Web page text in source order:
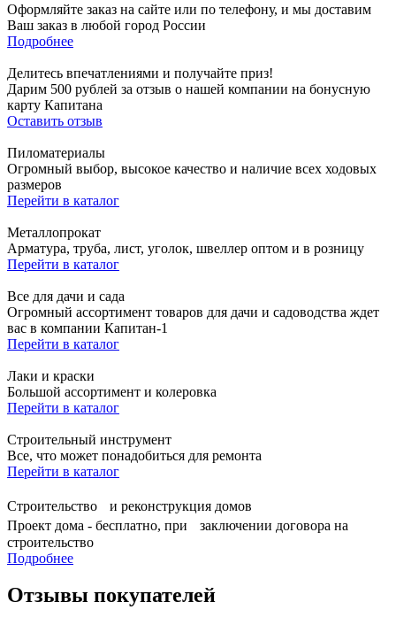
Оформляйте заказ на сайте или по телефону, и мы доставим
Ваш заказ в любой город России
Подробнее
Делитесь впечатлениями и получайте приз!
Дарим 500 рублей за отзыв о нашей компании на бонусную
карту Капитана
Оставить отзыв
Пиломатериалы
Огромный выбор, высокое качество и наличие всех ходовых
размеров
Перейти в каталог
Металлопрокат
Арматура, труба, лист, уголок, швеллер оптом и в розницу
Перейти в каталог
Все для дачи и сада
Огромный ассортимент товаров для дачи и садоводства ждет
вас в компании Капитан-1
Перейти в каталог
Лаки и краски
Большой ассортимент и колеровка
Перейти в каталог
Строительный инструмент
Все, что может понадобиться для ремонта
Перейти в каталог
Строительство и реконструкция домов
Проект дома - бесплатно, при заключении договора на
строительство
Подробнее
Отзывы покупателей